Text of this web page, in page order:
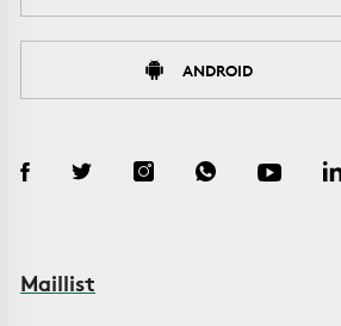
ANDROID
Maillist